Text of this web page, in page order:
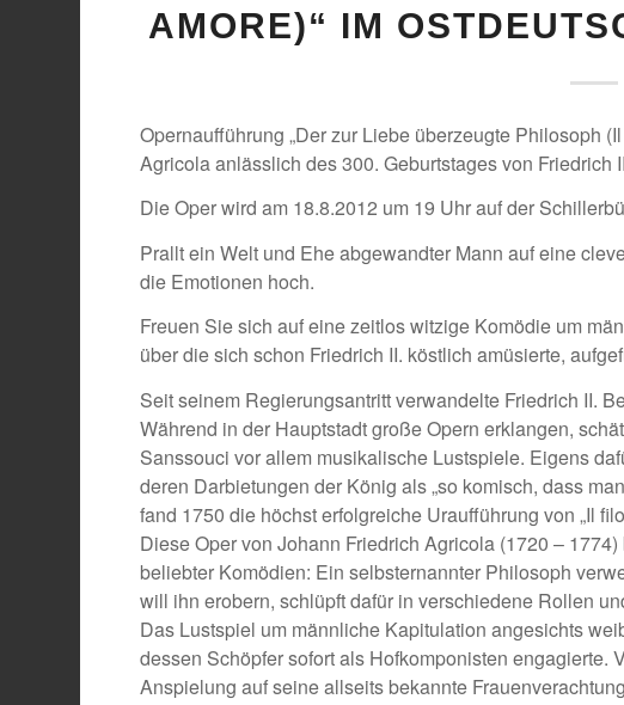
AMORE)“ IM
Opernaufführung „Der zur Liebe überzeugte Philosoph
Agricola anlässlich des 300. Geburtstages von Friedrich
Die Oper wird am 18.8.2012 um 19 Uhr auf der
Prallt ein Welt und Ehe abgewandter Mann auf eine
die Emotionen hoch.
Freuen Sie sich auf eine zeitlos witzige Komödie um
über die sich schon Friedrich II. köstlich amüsierte,
Seit seinem Regierungsantritt verwandelte Friedrich II.
Während in der Hauptstadt große Opern erklangen,
Sanssouci vor allem musikalische Lustspiele. Eigens
deren Darbietungen der König als „so komisch, dass
fand 1750 die höchst erfolgreiche Uraufführung von „Il
Diese Oper von Johann Friedrich Agricola (1720 –
beliebter Komödien: Ein selbsternannter Philosoph
will ihn erobern, schlüpft dafür in verschiedene Rollen
Das Lustspiel um männliche Kapitulation angesichts
dessen Schöpfer sofort als Hofkomponisten
Anspielung auf seine allseits bekannte